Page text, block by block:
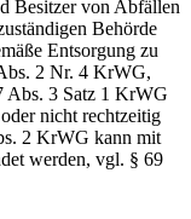
Besitzer von Abfällen
Behörde
Entsorgung zu
2 Nr. 4 KrWG,
Abs. 3 Satz 1 KrWG
nicht rechtzeitig
2 KrWG kann mit
werden, vgl. § 69